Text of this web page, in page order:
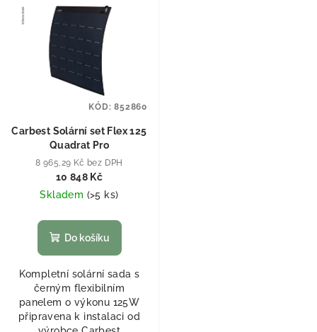
Carbest Solární set Flex 125
Quadrat Pro
8 965,29 Kč bez DPH
10 848 Kč
Skladem (>5 ks)
Do košíku
Kompletní solární sada s
černým flexibilním
panelem o výkonu 125W
připravena k instalaci od
KÓD:852860